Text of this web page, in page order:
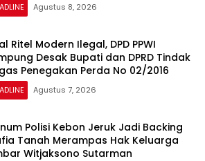
Agustus 8, 2026
Ritel Modern Ilegal, DPD PPWI
Desak Bupati dan DPRD Tindak
Penegakan Perda No 02/2016
Agustus 7, 2026
Polisi Kebon Jeruk Jadi Backing
Tanah Merampas Hak Keluarga
Witjaksono Sutarman